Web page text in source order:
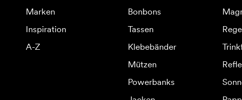
Marken
Inspiration
A-Z
Bonbons
Tassen
Klebebänder
Mützen
Powerbanks